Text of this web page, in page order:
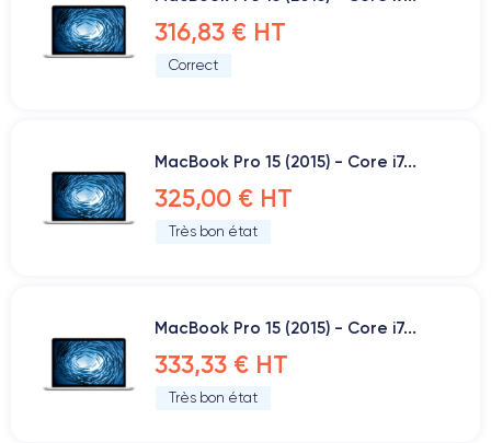
316,83 € HT
Correct
MacBook Pro 15 (2015) - Core i7...
325,00 € HT
Très bon état
MacBook Pro 15 (2015) - Core i7...
333,33 € HT
Très bon état